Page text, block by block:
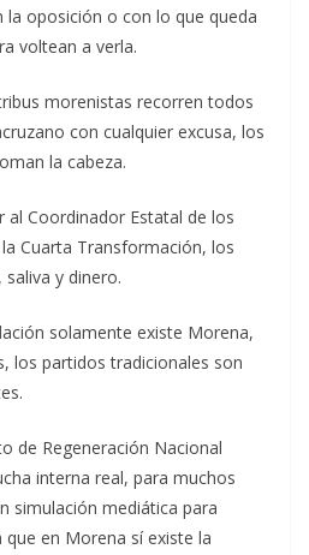
oposición o con lo que queda
voltean a verla.
morenistas recorren todos
con cualquier excusa, los
la cabeza.
al Coordinador Estatal de los
Cuarta Transformación, los
y dinero.
solamente existe Morena,
los partidos tradicionales son
de Regeneración Nacional
interna real, para muchos
simulación mediática para
en Morena sí existe la